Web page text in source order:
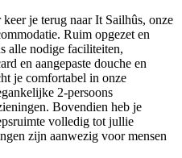
je terug naar It Sailhûs, onze
Ruim opgezet en
alle nodige faciliteiten,
en aangepaste douche en
je comfortabel in onze
2-persoons
Bovendien heb je
volledig tot jullie
zijn aanwezig voor mensen